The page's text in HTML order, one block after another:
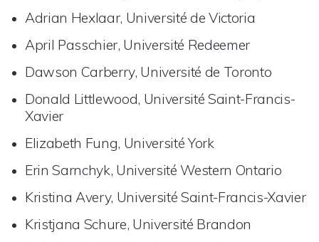
Adrian Hexlaar, Université de Victoria
April Passchier, Université Redeemer
Dawson Carberry, Université de Toronto
Donald Littlewood, Université Saint-Francis-
Xavier
Elizabeth Fung, Université York
Erin Sarnchyk, Université Western Ontario
Kristina Avery, Université Saint-Francis-Xavier
Kristjana Schure, Université Brandon